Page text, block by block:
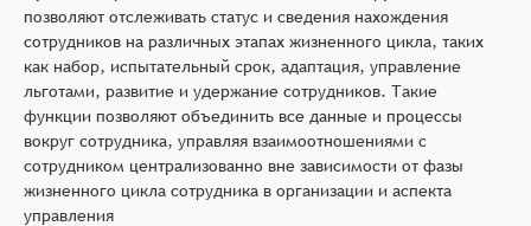
позволяют отслеживать статус и сведения нахождения
сотрудников на различных этапах жизненного цикла, таких
как набор, испытательный срок, адаптация, управление
льготами, развитие и удержание сотрудников. Такие
функции позволяют объединить все данные и процессы
вокруг сотрудника, управляя взаимоотношениями с
сотрудником централизованно вне зависимости от фазы
жизненного цикла сотрудника в организации и аспекта
управления